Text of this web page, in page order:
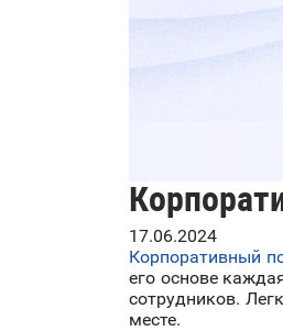
17.06.2024
Корпоративный
его основе
сотрудников.
месте.